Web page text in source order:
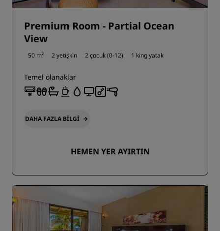
Premium Room - Partial Ocean
View
50 m² 2 yetişkin 2 çocuk (0-12) 1 king yatak
Temel olanaklar
DAHA FAZLA BILGI
HEMEN YER AYIRTIN